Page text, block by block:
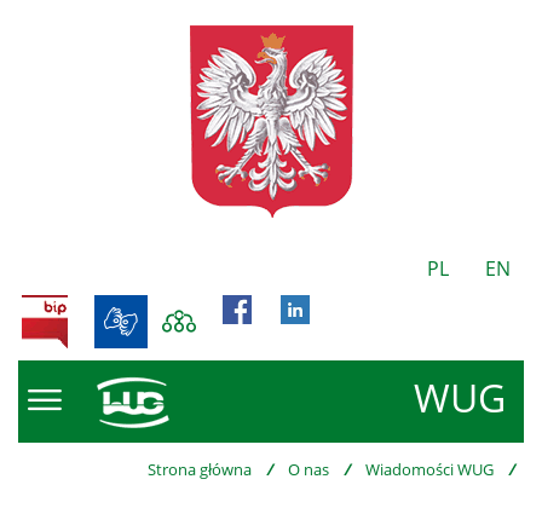
PL EN
WUG
BIP
Strona główna / O nas / Wiadomości WUG /